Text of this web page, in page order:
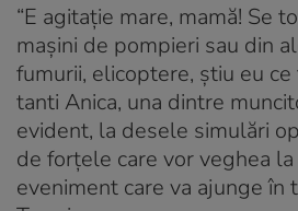
“E agitație mare, mamă! Se
mașini de pompieri sau din
fumurii, elicoptere, știu eu ce
tanti Anica, una dintre
evident, la desele simulări
de forțele care vor veghea
eveniment care va ajunge în